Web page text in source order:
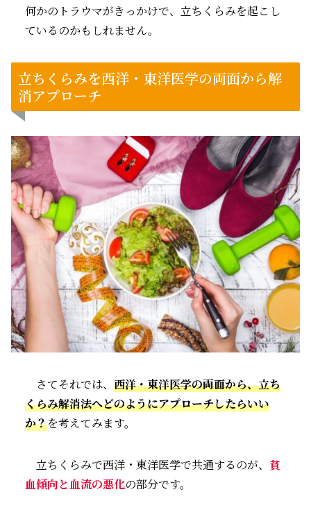
何かのトラウマがきっかけで、立ちくらみを起こし
ているのかもしれません。
立ちくらみを西洋・東洋医学の両面から解
消アプローチ
さてそれでは、 西洋・東洋医学の両面から、立ち
くらみ解消法へどのようにアプローチしたらいい
か？を考えてみます。
立ちくらみで西洋・東洋医学で共通するのが、 貧
血傾向と血流の悪化の部分です。